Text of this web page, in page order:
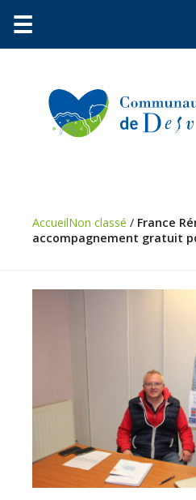
Environnement
enfance
Économie
Les
communes
Actualités
☰
AccueilNon classé / France
accompagnement gratuit